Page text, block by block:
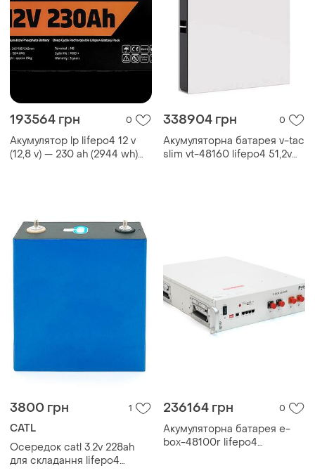
193564 грн 0
Акумулятор lp lifepo4 12 v
(12,8 v) — 230 ah (2944 wh)
338904 грн 0
Акумуляторна батарея v-tac
slim vt-48160 lifepo4 51,2v
3800 грн 1
CATL
Осередок catl 3.2v 228ah
для складання lifepo4
236164 грн 0
Акумуляторна батарея e-
box-48100r lifepo4